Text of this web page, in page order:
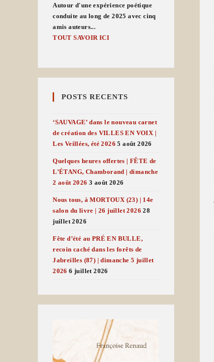
Autour d'une expérience poétique
conduite au long de 2025 avec cinq
amis auteurs...
TOUT SAVOIR ICI
POSTS RECENTS
‘SAUVAGE’ dans le nouveau carnet
de création des VILLES EN VOIX |
Les Veillées, été 2026 5 août 2026
Quelques heures offertes | FÊTE de
L’ÉTANG, Chamborand | dimanche
2 août 2026 3 août 2026
Nous tous, à MORTOUX (23) | 14e
salon du livre | 26 juillet 2026 28
juillet 2026
Fête d’été au PRÉ EN BULLE,
recoin caché dans les forêts de
Jabreilles (87) | dimanche 5 juillet
2026 6 juillet 2026